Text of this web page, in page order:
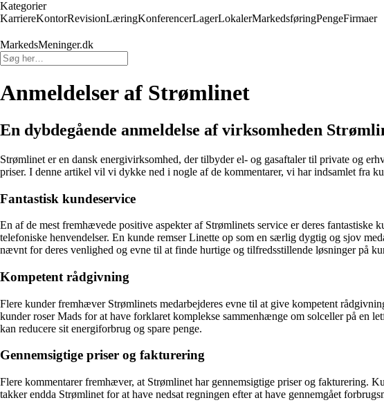
Kategorier
KarriereKontorRevisionLæringKonferencerLagerLokalerMarkedsføringPengeFirmaer
MarkedsMeninger.dk
Anmeldelser af Strømlinet
En dybdegående anmeldelse af virksomheden
Strømlinet er en dansk energivirksomhed, der tilbyder el- og gasaftaler til private og
priser. I denne artikel vil vi dykke ned i nogle af de kommentarer, vi har indsamlet fra
Fantastisk kundeservice
En af de mest fremhævede positive aspekter af Strømlinets service er deres
telefoniske henvendelser. En kunde remser Linette op som en særlig dygtig og sjov
nævnt for deres venlighed og evne til at finde hurtige og tilfredsstillende løsninger på
Kompetent rådgivning
Flere kunder fremhæver Strømlinets medarbejderes evne til at give kompetent
kunder roser Mads for at have forklaret komplekse sammenhænge om solceller på en
kan reducere sit energiforbrug og spare penge.
Gennemsigtige priser og fakturering
Flere kommentarer fremhæver, at Strømlinet har gennemsigtige priser og fakturering.
takker endda Strømlinet for at have nedsat regningen efter at have gennemgået